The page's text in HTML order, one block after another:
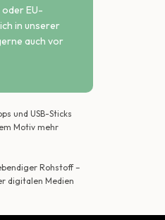
EU-
in unserer
auch vor
und USB-Sticks
Motiv mehr
Rohstoff –
digitalen Medien